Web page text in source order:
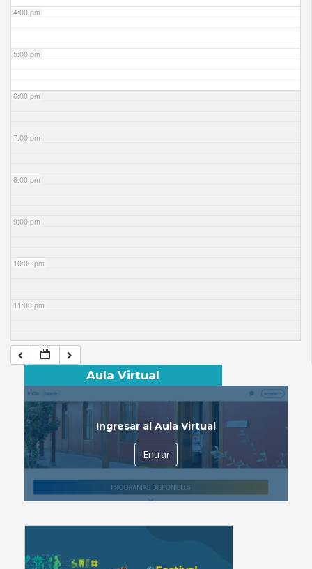
4:00 pm
5:00 pm
6:00 pm
7:00 pm
8:00 pm
9:00 pm
10:00 pm
11:00 pm
Aula Virtual
Ingresar al Aula Virtual
Entrar